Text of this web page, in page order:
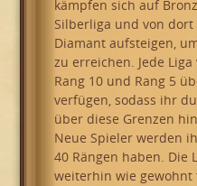
kämpfen sich auf
Silberliga und von dort
Diamant aufsteigen,
zu erreichen. Jede
Rang 10 und Rang 5
verfügen, sodass ihr
über diese Grenzen
Neue Spieler werden
40 Rängen haben. Die
weiterhin wie